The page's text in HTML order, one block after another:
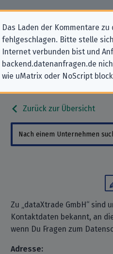
Das Laden der Kommentare
fehlgeschlagen. Bitte stelle
Internet verbunden bist und
backend.datenanfragen.de
wie uMatrix oder NoScript
Datenschutz-
Zurück zur Übersicht
Zu „dataXtrade GmbH“ sind
Kontaktdaten bekannt, an
wenn Du Fragen zum
Adresse: